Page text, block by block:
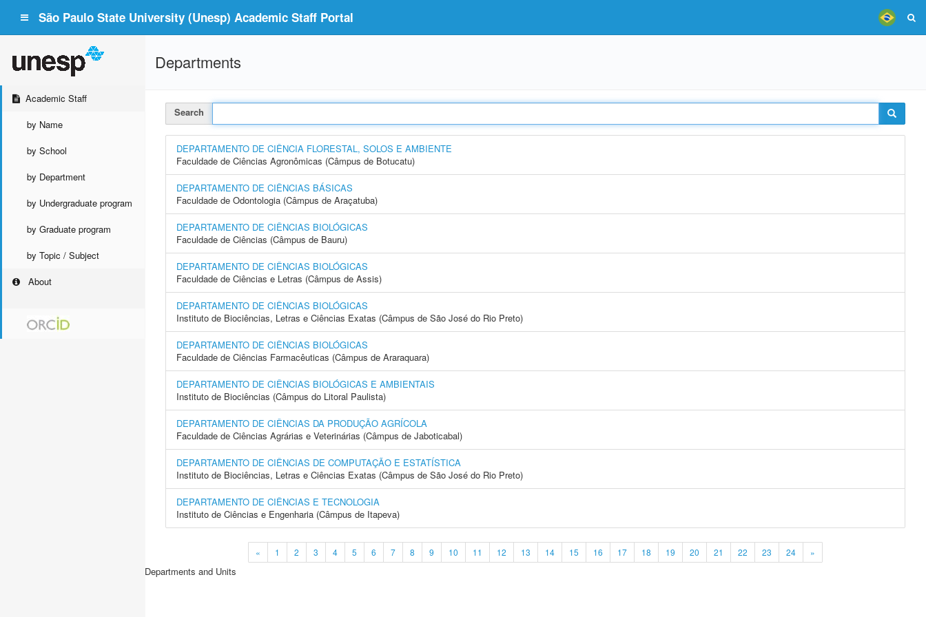
São Paulo State University (Unesp) Academic Staff Portal
Academic Staff
by Name
by School
by Department
by Undergraduate program
by Graduate program
by Topic / Subject
About
Departments
Search
DEPARTAMENTO DE CIÊNCIA FLORESTAL, SOLOS E AMBIENTE
Faculdade de Ciências Agronômicas (Câmpus de Botucatu)
DEPARTAMENTO DE CIÊNCIAS BÁSICAS
Faculdade de Odontologia (Câmpus de Araçatuba)
DEPARTAMENTO DE CIÊNCIAS BIOLÓGICAS
Faculdade de Ciências (Câmpus de Bauru)
DEPARTAMENTO DE CIÊNCIAS BIOLÓGICAS
Faculdade de Ciências e Letras (Câmpus de Assis)
DEPARTAMENTO DE CIÊNCIAS BIOLÓGICAS
Instituto de Biociências, Letras e Ciências Exatas (Câmpus de São José do Rio Preto)
DEPARTAMENTO DE CIÊNCIAS BIOLÓGICAS
Faculdade de Ciências Farmacêuticas (Câmpus de Araraquara)
DEPARTAMENTO DE CIÊNCIAS BIOLÓGICAS E AMBIENTAIS
Instituto de Biociências (Câmpus do Litoral Paulista)
DEPARTAMENTO DE CIÊNCIAS DA PRODUÇÃO AGRÍCOLA
Faculdade de Ciências Agrárias e Veterinárias (Câmpus de Jaboticabal)
DEPARTAMENTO DE CIÊNCIAS DE COMPUTAÇÃO E ESTATÍSTICA
Instituto de Biociências, Letras e Ciências Exatas (Câmpus de São José do Rio Preto)
DEPARTAMENTO DE CIÊNCIAS E TECNOLOGIA
Instituto de Ciências e Engenharia (Câmpus de Itapeva)
« 1 2 3 4 5 6 7 8 9 10 11 12 13 14 15 16 17 18 19 20 21 22 23 24 »
Departments and Units